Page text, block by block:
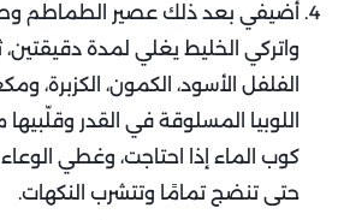
أضيفي بعد ذلك عصير الطماطم
واتركي الخليط يغلي لمدة دقيقتين،
الفلفل الأسود، الكمون، الكزبرة،
اللوبيا المسلوقة في القدر
كوب الماء إذا احتاجت، وغطي الوعاء
حتى تنضج تمامًا وتتشرب النكهات.